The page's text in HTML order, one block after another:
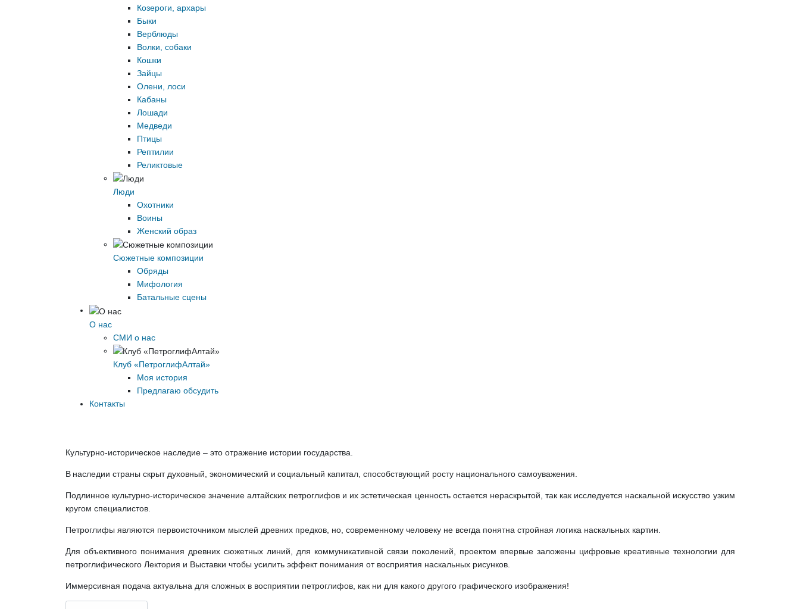
Козероги, архары
Быки
Верблюды
Волки, собаки
Кошки
Зайцы
Олени, лоси
Кабаны
Лошади
Медведи
Птицы
Рептилии
Реликтовые
Люди
Охотники
Воины
Женский образ
Сюжетные композиции
Обряды
Мифология
Батальные сцены
О нас
СМИ о нас
Клуб «ПетроглифАлтай»
Моя история
Предлагаю обсудить
Контакты
Культурно-историческое наследие – это отражение истории государства.
В наследии страны скрыт духовный, экономический и социальный капитал, способствующий росту национального самоуважения.
Подлинное культурно-историческое значение алтайских петроглифов и их эстетическая ценность остается нераскрытой, так как исследуется наскальной искусство узким
кругом специалистов.
Петроглифы являются первоисточником мыслей древних предков, но, современному человеку не всегда понятна стройная логика наскальных картин.
Для объективного понимания древних сюжетных линий, для коммуникативной связи поколений, проектом впервые заложены цифровые креативные технологии для
петроглифического Лектория и Выставки чтобы усилить эффект понимания от восприятия наскальных рисунков.
Иммерсивная подача актуальна для сложных в восприятии петроглифов, как ни для какого другого графического изображения!